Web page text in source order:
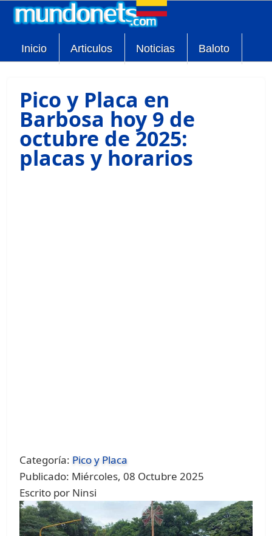
Inicio Articulos Noticias Baloto
Pico y Placa en
Barbosa hoy 9 de
octubre de 2025:
placas y horarios
Categoría: Pico y Placa
Publicado: Miércoles, 08 Octubre 2025
Escrito por Ninsi